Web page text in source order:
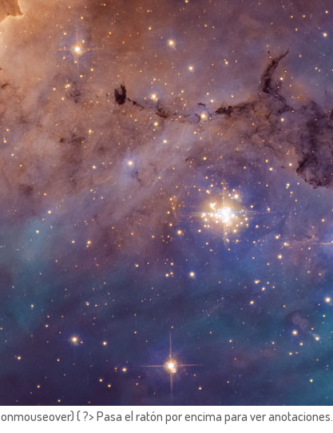
onmouseover) { ?> Pasa el ratón por encima para ver anotaciones.